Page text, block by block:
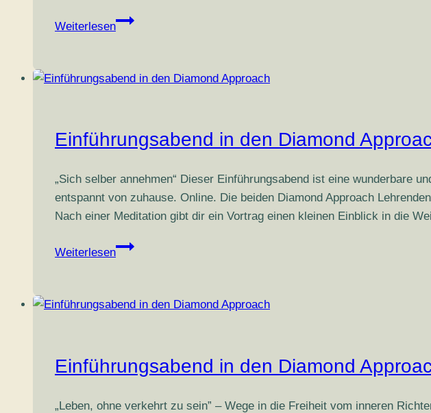
Weiterlesen
Einführungsabend
Diamond
Einführungsabend in den Diamond
„Sich selber annehmen“ Dieser Einführungsabend ist eine wunderbare
entspannt von zuhause. Online. Die beiden Diamond Approach
Nach einer Meditation gibt dir ein Vortrag einen kleinen Einblick in die
Weiterlesen
Einführungsabend
Diamond
Einführungsabend in den Diamond
„Leben, ohne verkehrt zu sein” – Wege in die Freiheit vom inneren